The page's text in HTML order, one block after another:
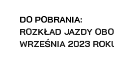
DO POBRANIA:
ROZKŁAD JAZDY
WRZEŚNIA 2023